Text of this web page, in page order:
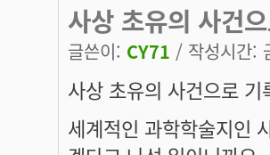
사상 초유의 사건
글쓴이: CY71 / 작성시간:
사상 초유의 사건으로
세계적인 과학학술지인